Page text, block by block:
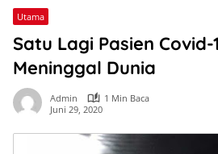
Utama
Satu Lagi Pasien
Meninggal Dunia
Admin
1 Min Baca
Juni 29, 2020